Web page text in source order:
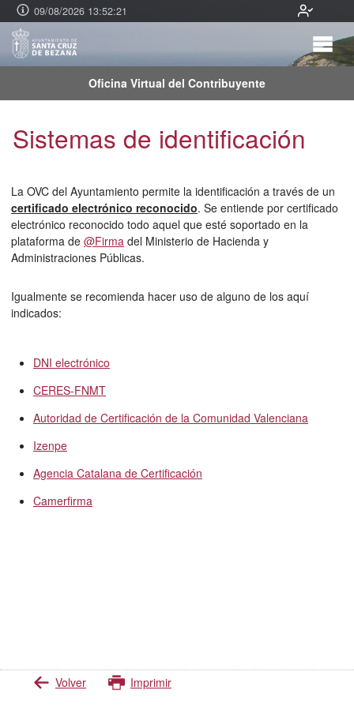
09/08/2026 13:52:22
Oficina Virtual del Contribuyente
Sistemas de identificación
La OVC del Ayuntamiento permite la identificación a través de un
certificado electrónico reconocido. Se entiende por certificado
electrónico reconocido todo aquel que esté soportado en la
plataforma de @Firma del Ministerio de Hacienda y
Administraciones Públicas.
Igualmente se recomienda hacer uso de alguno de los aquí
indicados:
DNI electrónico
CERES-FNMT
Autoridad de Certificación de la Comunidad Valenciana
Izenpe
Agencia Catalana de Certificación
Camerfirma
Volver Imprimir